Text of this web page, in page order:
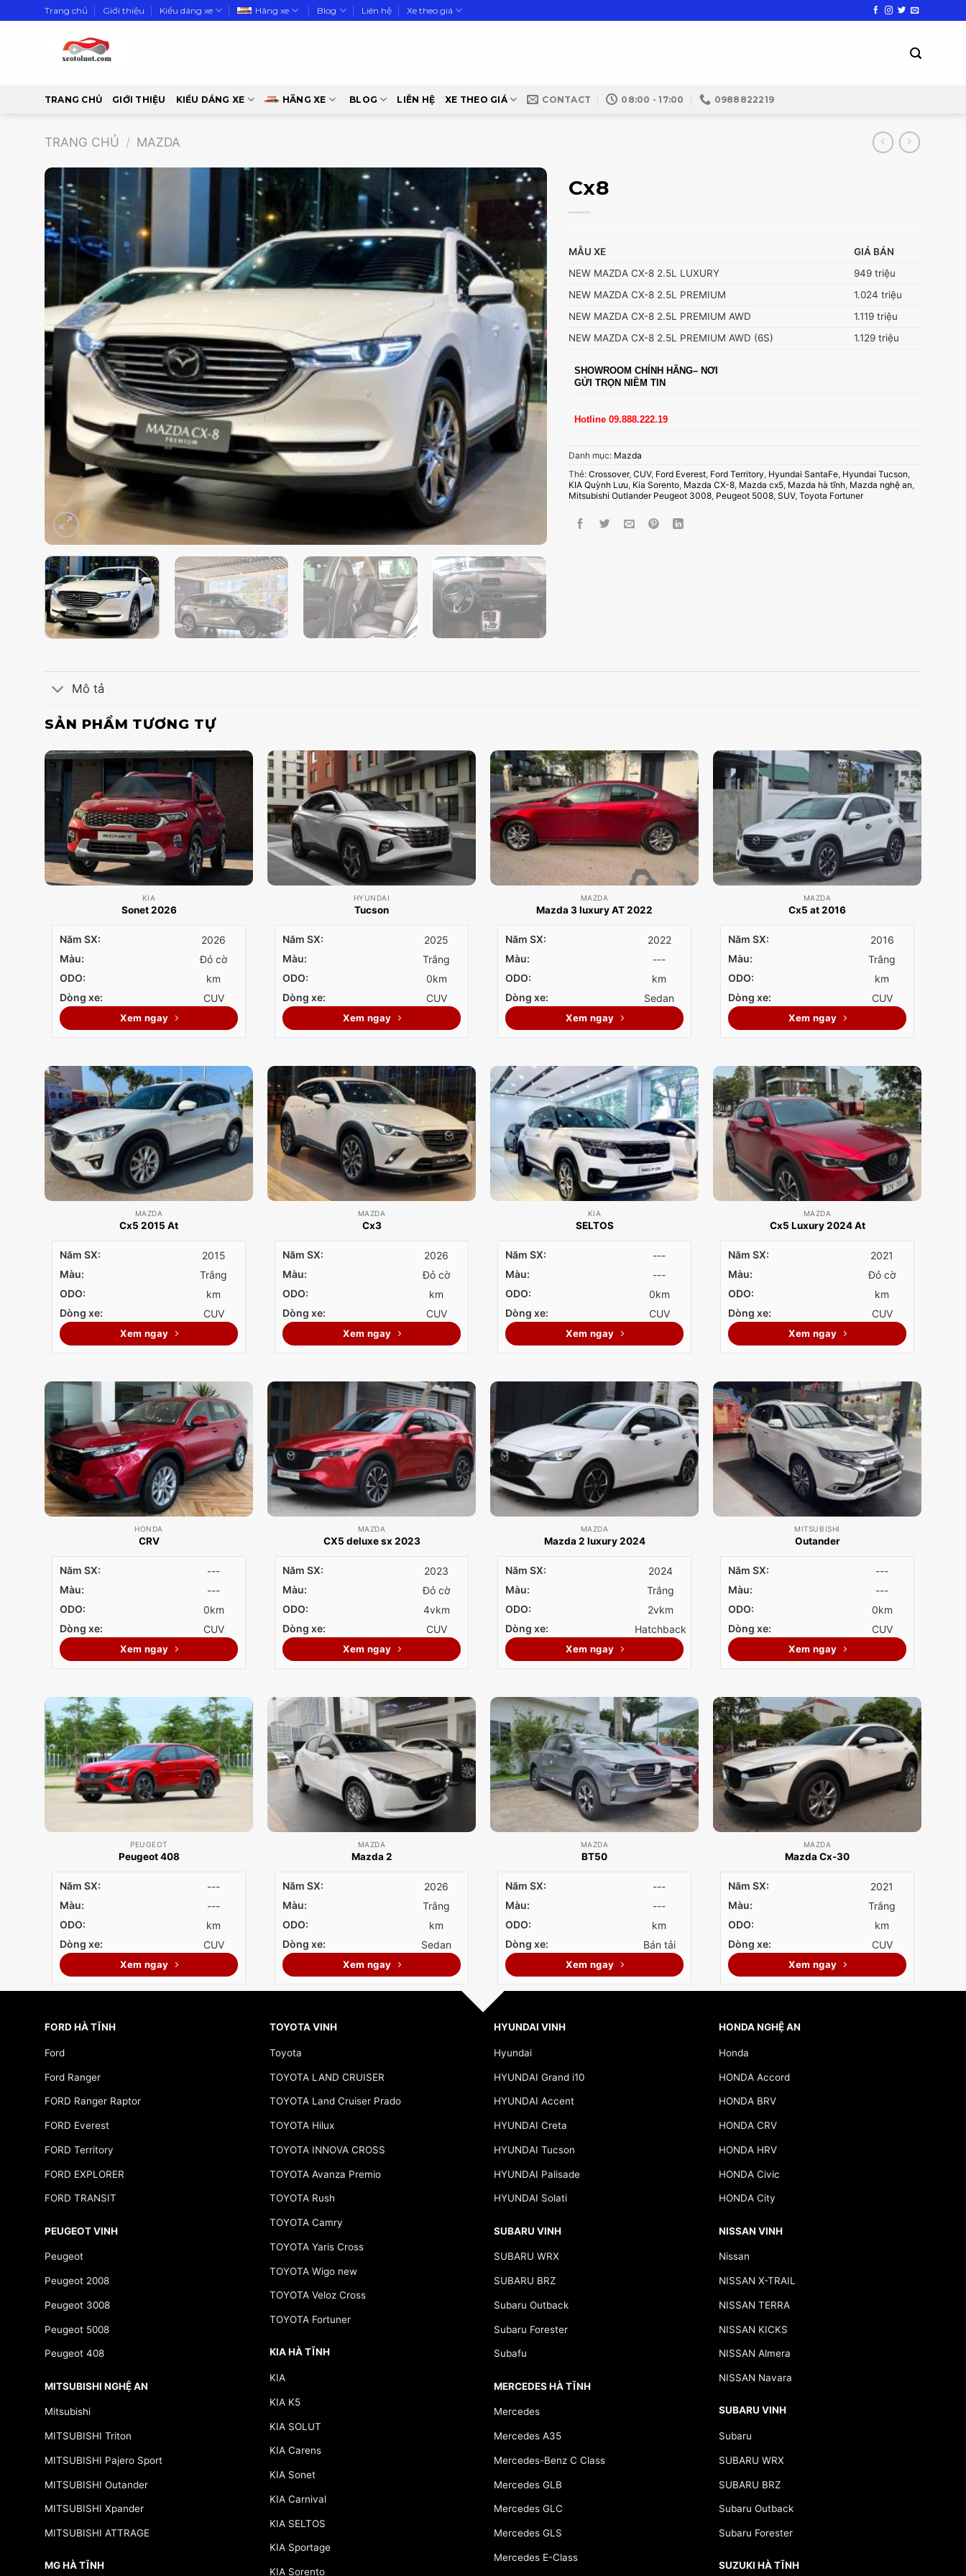
to
Trang chủ Giới thiệu Kiểu dáng xe Hãng xe Blog Liên hệ Xe theo giá
TRANG CHỦ GIỚI THIỆU KIỂU DÁNG XE HÃNG XE BLOG LIÊN HỆ XE THEO GIÁ CONTACT 08:00 - 17:00 0988822219
TRANG CHỦ / MAZDA
Cx8
MẪU XE
GIÁ BÁN
NEW MAZDA CX-8 2.5L LUXURY
949 triệu
NEW MAZDA CX-8 2.5L PREMIUM
1.024 triệu
NEW MAZDA CX-8 2.5L PREMIUM AWD
1.119 triệu
NEW MAZDA CX-8 2.5L PREMIUM AWD (6S)
1.129 triệu
SHOWROOM CHÍNH HÃNG– NƠI
GỬI TRỌN NIỀM TIN
Hotline 09.888.222.19
Danh mục: Mazda
Thẻ:Crossover,CUV, Ford Everest, Ford Territory, Hyundai SantaFe, Hyundai Tucson,
KIA Quỳnh Lưu, Kia Sorento, Mazda CX-8, Mazda cx5, Mazda hà tĩnh, Mazda nghệ an,
Mitsubishi Outlander Peugeot 3008, Peugeot 5008,SUV,Toyota Fortuner
Mô tả
SẢN PHẨM TƯƠNG TỰ
KIA
Sonet 2026
Năm SX:
2026
Màu:
Đỏ cờ
ODO:
km
Dòng xe:
CUV
Xem ngay
HYUNDAI
Tucson
Năm SX:
2025
Màu:
Trắng
ODO:
0km
Dòng xe:
CUV
Xem ngay
MAZDA
Mazda 3 luxury AT 2022
Năm SX:
2022
Màu:
---
ODO:
km
Dòng xe:
Sedan
Xem ngay
MAZDA
Cx5 at 2016
Năm SX:
2016
Màu:
Trắng
ODO:
km
Dòng xe:
CUV
Xem ngay
MAZDA
Cx5 2015 At
Năm SX:
2015
Màu:
Trắng
ODO:
km
Dòng xe:
CUV
Xem ngay
MAZDA
Cx3
Năm SX:
2026
Màu:
Đỏ cờ
ODO:
km
Dòng xe:
CUV
Xem ngay
KIA
SELTOS
Năm SX:
---
Màu:
---
ODO:
0km
Dòng xe:
CUV
Xem ngay
MAZDA
Cx5 Luxury 2024 At
Năm SX:
2021
Màu:
Đỏ cờ
ODO:
km
Dòng xe:
CUV
Xem ngay
HONDA
CRV
Năm SX:
---
Màu:
---
ODO:
0km
Dòng xe:
CUV
Xem ngay
MAZDA
CX5 deluxe sx 2023
Năm SX:
2023
Màu:
Đỏ cờ
ODO:
4vkm
Dòng xe:
CUV
Xem ngay
MAZDA
Mazda 2 luxury 2024
Năm SX:
2024
Màu:
Trắng
ODO:
2vkm
Dòng xe:
Hatchback
Xem ngay
MITSUBISHI
Outander
Năm SX:
---
Màu:
---
ODO:
0km
Dòng xe:
CUV
Xem ngay
PEUGEOT
Peugeot 408
Năm SX:
---
Màu:
---
ODO:
km
Dòng xe:
CUV
Xem ngay
MAZDA
Mazda 2
Năm SX:
2026
Màu:
Trắng
ODO:
km
Dòng xe:
Sedan
Xem ngay
MAZDA
BT50
Năm SX:
---
Màu:
---
ODO:
km
Dòng xe:
Bán tải
Xem ngay
MAZDA
Mazda Cx-30
Năm SX:
2021
Màu:
Trắng
ODO:
km
Dòng xe:
CUV
Xem ngay
FORD HÀ TĨNH
Ford
Ford Ranger
FORD Ranger Raptor
FORD Everest
FORD Territory
FORD EXPLORER
FORD TRANSIT
PEUGEOT VINH
Peugeot
Peugeot 2008
Peugeot 3008
Peugeot 5008
Peugeot 408
MITSUBISHI NGHỆ AN
Mitsubishi
MITSUBISHI Triton
MITSUBISHI Pajero Sport
MITSUBISHI Outander
MITSUBISHI Xpander
MITSUBISHI ATTRAGE
MG HÀ TĨNH
TOYOTA VINH
Toyota
TOYOTA LAND CRUISER
TOYOTA Land Cruiser Prado
TOYOTA Hilux
TOYOTA INNOVA CROSS
TOYOTA Avanza Premio
TOYOTA Rush
TOYOTA Camry
TOYOTA Yaris Cross
TOYOTA Wigo new
TOYOTA Veloz Cross
TOYOTA Fortuner
KIA HÀ TĨNH
KIA
KIA K5
KIA SOLUT
KIA Carens
KIA Sonet
KIA Carnival
KIA SELTOS
KIA Sportage
KIA Sorento
HYUNDAI VINH
Hyundai
HYUNDAI Grand i10
HYUNDAI Accent
HYUNDAI Creta
HYUNDAI Tucson
HYUNDAI Palisade
HYUNDAI Solati
SUBARU VINH
SUBARU WRX
SUBARU BRZ
Subaru Outback
Subaru Forester
Subafu
MERCEDES HÀ TĨNH
Mercedes
Mercedes A35
Mercedes-Benz C Class
Mercedes GLB
Mercedes GLC
Mercedes GLS
Mercedes E-Class
HONDA NGHỆ AN
Honda
HONDA Accord
HONDA BRV
HONDA CRV
HONDA HRV
HONDA Civic
HONDA City
NISSAN VINH
Nissan
NISSAN X-TRAIL
NISSAN TERRA
NISSAN KICKS
NISSAN Almera
NISSAN Navara
SUBARU VINH
Subaru
SUBARU WRX
SUBARU BRZ
Subaru Outback
Subaru Forester
SUZUKI HÀ TĨNH